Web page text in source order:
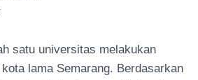
satu universitas melakukan
lama Semarang. Berdasarkan